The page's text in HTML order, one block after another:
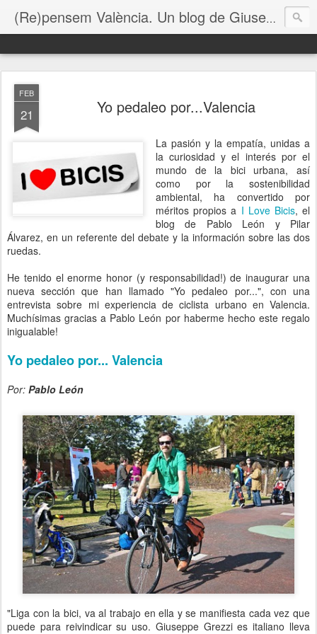
(Re)pensem València. Un blog de Giuseppe Grezzi
FEB
21 Yo pedaleo por...Valencia
La pasión y la empatía, unidas a
la curiosidad y el interés por el
mundo de la bici urbana, así
como por la sostenibilidad
ambiental, ha convertido por
méritos propios a I Love Bicis, el
blog de Pablo León y Pilar
Álvarez, en un referente del debate y la información sobre las dos
ruedas.
He tenido el enorme honor (y responsabilidad!) de inaugurar una
nueva sección que han llamado "Yo pedaleo por...", con una
entrevista sobre mi experiencia de ciclista urbano en Valencia.
Muchísimas gracias a Pablo León por haberme hecho este regalo
inigualable!
Yo pedaleo por... Valencia
Por: Pablo León
"Liga con la bici, va al trabajo en ella y se manifiesta cada vez que
puede para reivindicar su uso. Giuseppe Grezzi es italiano lleva